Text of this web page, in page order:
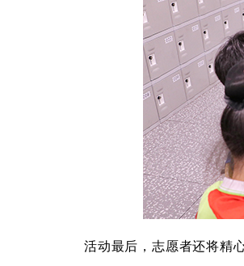
活动最后，志愿者还将精